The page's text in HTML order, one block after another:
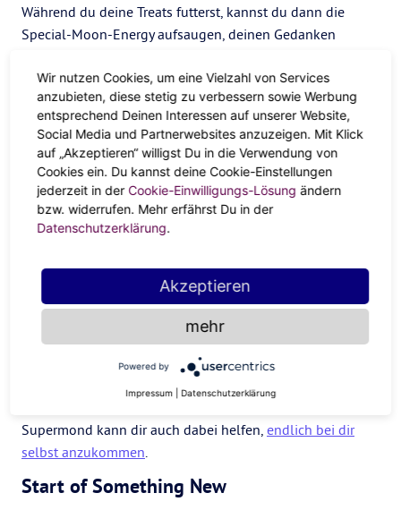
Während du deine Treats futterst, kannst du dann die
Special-Moon-Energy aufsaugen, deinen Gedanken
Take me to the Moon!
Nutze die Abenteuerlust dieses Schütze-Vollmondes und
entführ dich selbst auf ein Moon-Me-Time-
Mikroabenteuer! Endlich mal wieder selbst zum
Erdbeerenpflücken gehen, Canyoning, eine Zugfahrt ins
Ungewisse, Wasserski fahren oder mal allein auf ein
Outdoor-Concert in deiner Nähe – auf was hast du Lust?
Die intensiven Erdbeermond-Vibes sind dir schon
abenteuerlich genug? Dann channel deinen Entdecker-
Spirit ganz gemütlich von zu Hause aus, indem du
während einer Vollmond-Meditation auf
Selbstfindungsreise gehst. Wie fühlst du dich gerade? Gibt
es etwas das dich zurzeit immer wieder beschäftigt? Bist
Supermond kann dir auch dabei helfen, endlich bei dir
selbst anzukommen.
Start of Something New
Wir nutzen Cookies, um eine Vielzahl von Services
anzubieten, diese stetig zu verbessern sowie Werbung
entsprechend Deinen Interessen auf unserer Website,
Social Media und Partnerwebsites anzuzeigen. Mit Klick
auf „Akzeptieren“ willigst Du in die Verwendung von
Cookies ein. Du kannst deine Cookie-Einstellungen
jederzeit in der Cookie-Einwilligungs-Lösung ändern
bzw. widerrufen. Mehr erfährst Du in der
Datenschutzerklärung.
Akzeptieren
mehr
Powered by
Impressum Datenschutzerklärung